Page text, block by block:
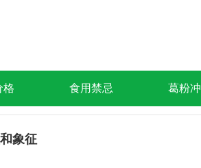
格 食用禁忌 葛粉
象征